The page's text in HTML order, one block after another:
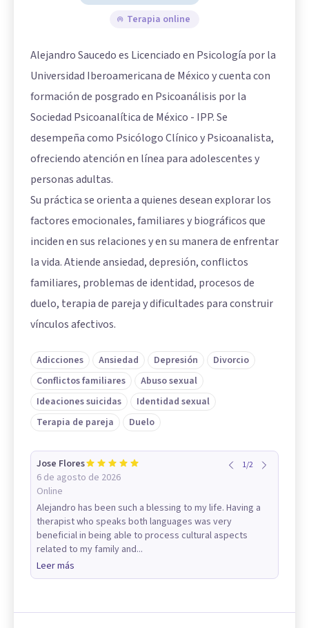
Terapia online
Alejandro Saucedo es Licenciado en Psicología por la
Universidad Iberoamericana de México y cuenta con
formación de posgrado en Psicoanálisis por la
Sociedad Psicoanalítica de México - IPP. Se
desempeña como Psicólogo Clínico y Psicoanalista,
ofreciendo atención en línea para adolescentes y
personas adultas.
Su práctica se orienta a quienes desean explorar los
factores emocionales, familiares y biográficos que
inciden en sus relaciones y en su manera de enfrentar
la vida. Atiende ansiedad, depresión, conflictos
familiares, problemas de identidad, procesos de
duelo, terapia de pareja y dificultades para construir
vínculos afectivos.
Adicciones Ansiedad Depresión
Divorcio
Conflictos familiares
Abuso sexual
Ideaciones suicidas
Identidad sexual
Terapia de pareja
Duelo
Jose Flores
6 de agosto de 2026
Online
1/2
Alejandro has been such a blessing to my life. Having a
therapist who speaks both languages was very
beneficial in being able to process cultural aspects
related to my family and...
Leer más